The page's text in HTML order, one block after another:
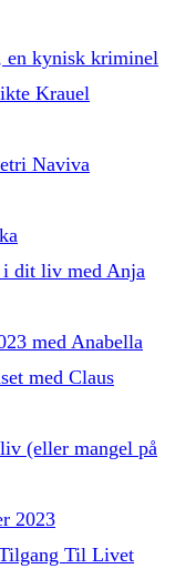
en kynisk kriminel
Krauel
Naviva
i dit liv med Anja
med Anabella
med Claus
(eller mangel på
2023
Til Livet